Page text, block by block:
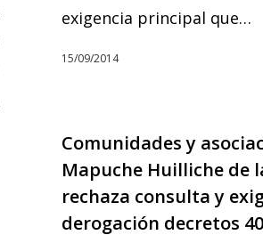
exigencia principal que…
15/09/2014
Comunidades y
Mapuche Huilliche de
rechaza consulta y
derogación decretos